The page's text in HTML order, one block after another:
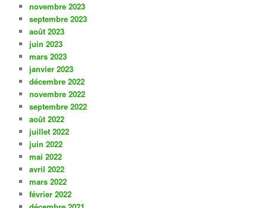
novembre 2023
septembre 2023
août 2023
juin 2023
mars 2023
janvier 2023
décembre 2022
novembre 2022
septembre 2022
août 2022
juillet 2022
juin 2022
mai 2022
avril 2022
mars 2022
février 2022